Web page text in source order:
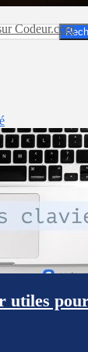
Codeur.com
utiles